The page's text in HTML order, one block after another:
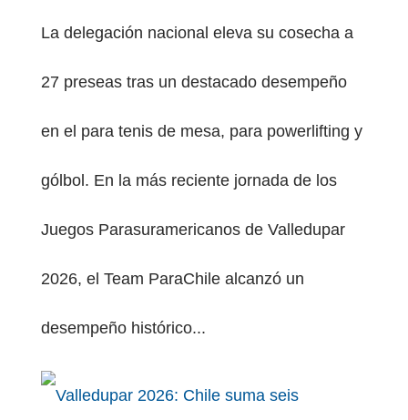
La delegación nacional eleva su cosecha a
27 preseas tras un destacado desempeño
en el para tenis de mesa, para powerlifting y
gólbol. En la más reciente jornada de los
Juegos Parasuramericanos de Valledupar
2026, el Team ParaChile alcanzó un
desempeño histórico...